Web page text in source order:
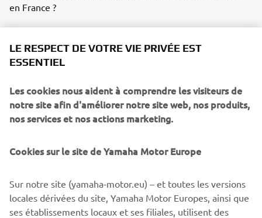
en France ?
Si vous avez le potentiel technique et entrepreneurial
nécessaire pour relever ce défi, envoyez-nous une courte
candidature à
©Yamaha Motor Europe N.V. / Yamaha Motor Co., Ltd.
Les informations et images contenues dans ces pages
Web ne peuvent en aucun cas être utilisées à des fins
écrit explicite de Yamaha Motor Europe N.V. et/ou de
Yamaha Motor Co., Ltd.
LE RESPECT DE VOTRE VIE PRIVÉE EST
ESSENTIEL
Les cookies nous aident à comprendre les visiteurs de
notre site afin d'améliorer notre site web, nos produits,
nos services et nos actions marketing.
Cookies sur le site de Yamaha Motor Europe
Sur notre site (yamaha-motor.eu) – et toutes les versions
locales dérivées du site, Yamaha Motor Europes, ainsi que
ses établissements locaux et ses filiales, utilisent des